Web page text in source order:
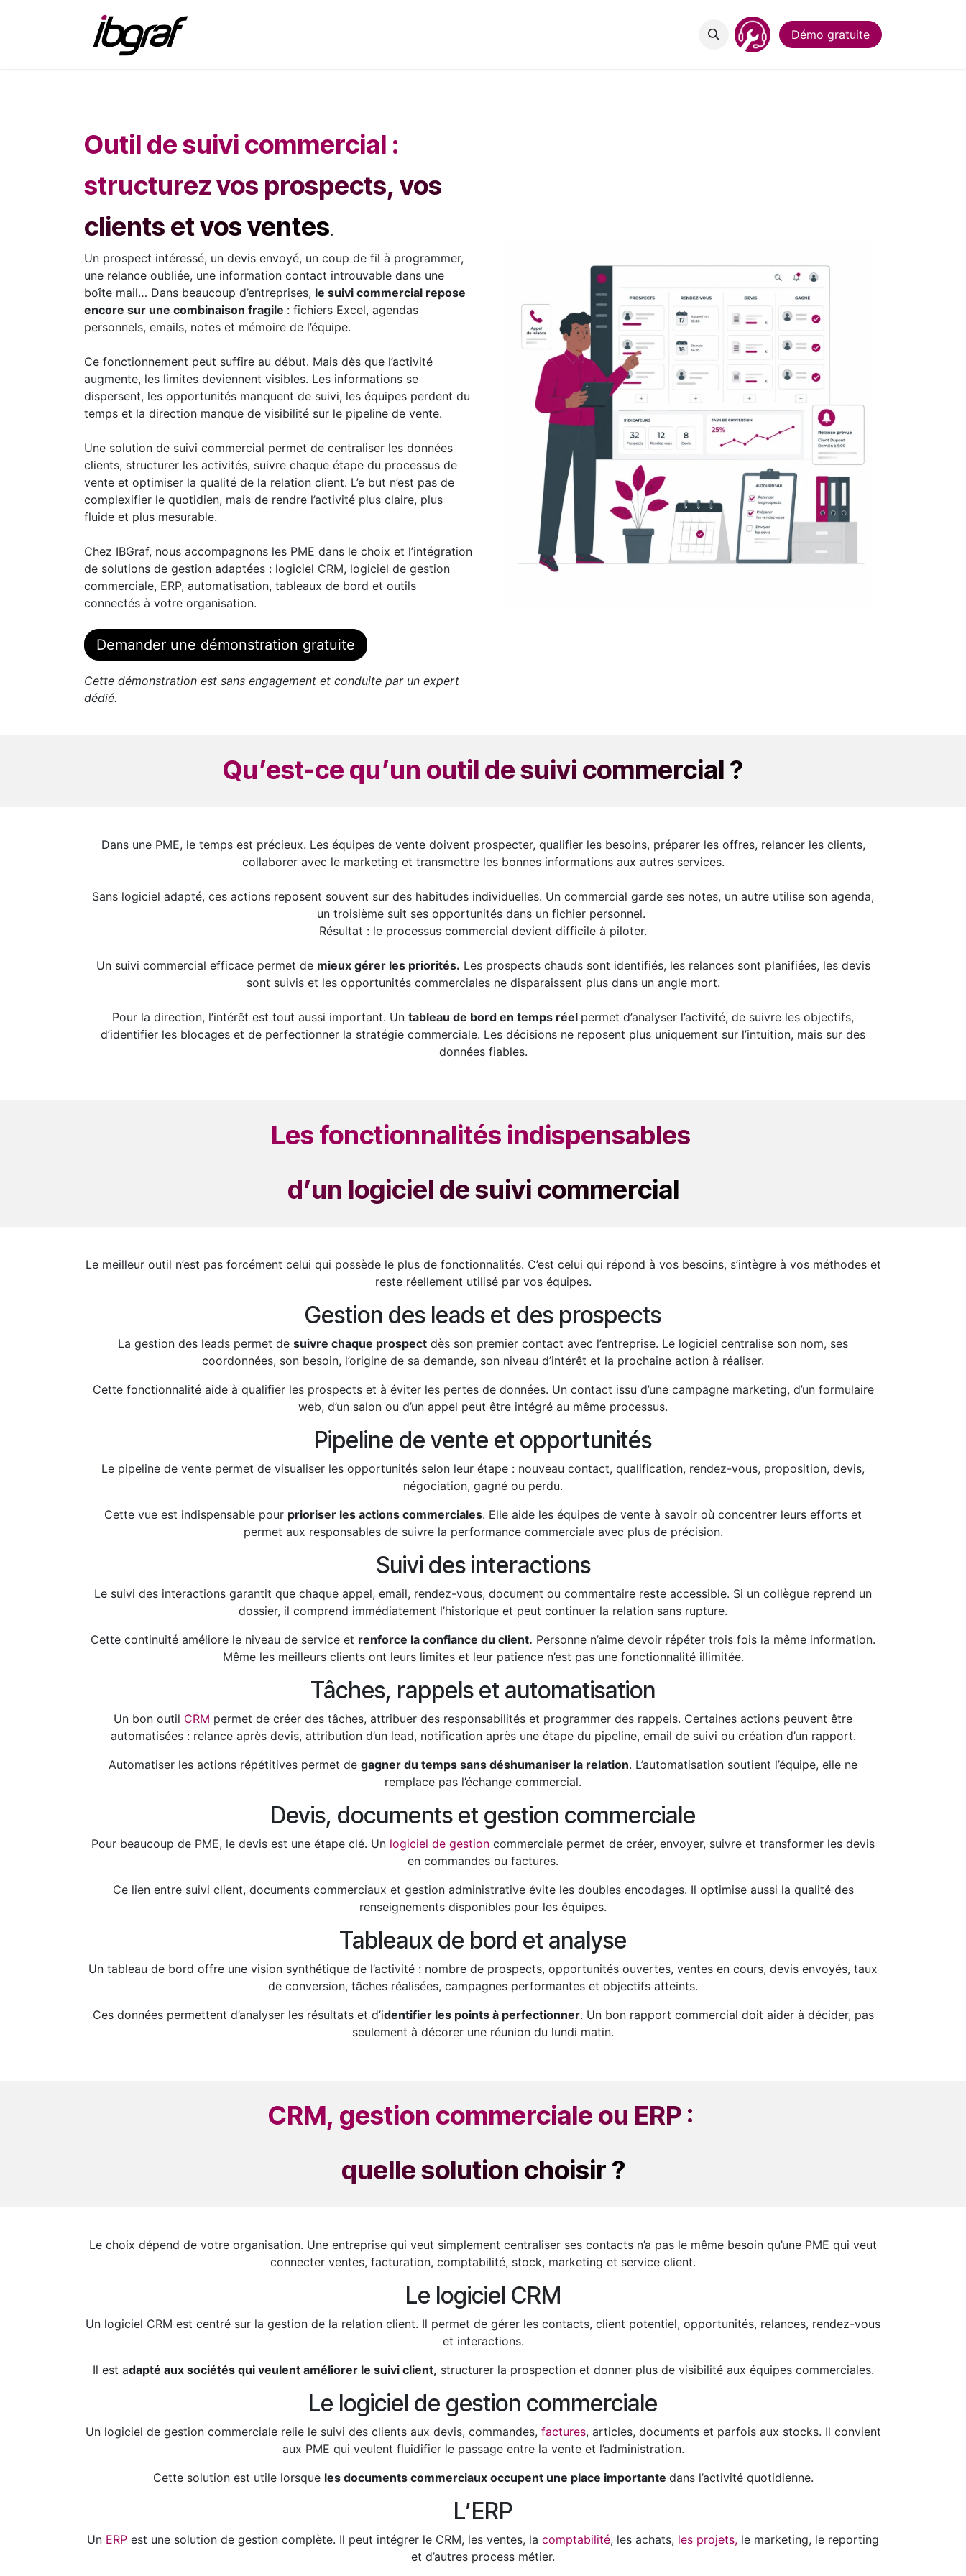
Démo gratuite
Outil de suivi commercial :
structurez vos prospects, vos
clients et vos ventes.
Un prospect intéressé, un devis envoyé, un coup de fil à programmer,
une relance oubliée, une information contact introuvable dans une
boîte mail… Dans beaucoup d’entreprises, le suivi commercial repose
encore sur une combinaison fragile : fichiers Excel, agendas
personnels, emails, notes et mémoire de l’équipe.
Ce fonctionnement peut suffire au début. Mais dès que l’activité
augmente, les limites deviennent visibles. Les informations se
dispersent, les opportunités manquent de suivi, les équipes perdent du
temps et la direction manque de visibilité sur le pipeline de vente.
Une solution de suivi commercial permet de centraliser les données
clients, structurer les activités, suivre chaque étape du processus de
vente et optimiser la qualité de la relation client. L’e but n’est pas de
complexifier le quotidien, mais de rendre l’activité plus claire, plus
fluide et plus mesurable.
Chez IBGraf, nous accompagnons les PME dans le choix et l’intégration
de solutions de gestion adaptées : logiciel CRM, logiciel de gestion
commerciale, ERP, automatisation, tableaux de bord et outils
connectés à votre organisation.
Demander une démonstration gratuite
Cette démonstration est sans engagement et conduite par un expert
dédié.
Qu’est-ce qu’un outil de suivi commercial ?
Dans une PME, le temps est précieux. Les équipes de vente doivent prospecter, qualifier les besoins, préparer les offres, relancer les clients,
collaborer avec le marketing et transmettre les bonnes informations aux autres services.
Sans logiciel adapté, ces actions reposent souvent sur des habitudes individuelles. Un commercial garde ses notes, un autre utilise son agenda,
un troisième suit ses opportunités dans un fichier personnel.
Résultat : le processus commercial devient difficile à piloter.
Un suivi commercial efficace permet de mieux gérer les priorités. Les prospects chauds sont identifiés, les relances sont planifiées, les devis
sont suivis et les opportunités commerciales ne disparaissent plus dans un angle mort.
Pour la direction, l’intérêt est tout aussi important. Un tableau de bord en temps réel permet d’analyser l’activité, de suivre les objectifs,
d’identifier les blocages et de perfectionner la stratégie commerciale. Les décisions ne reposent plus uniquement sur l’intuition, mais sur des
données fiables.
Les fonctionnalités indispensables
d’un logiciel de suivi commercial
Le meilleur outil n’est pas forcément celui qui possède le plus de fonctionnalités. C’est celui qui répond à vos besoins, s’intègre à vos méthodes et
reste réellement utilisé par vos équipes.
Gestion des leads et des prospects
La gestion des leads permet de suivre chaque prospect dès son premier contact avec l’entreprise. Le logiciel centralise son nom, ses
coordonnées, son besoin, l’origine de sa demande, son niveau d’intérêt et la prochaine action à réaliser.
Cette fonctionnalité aide à qualifier les prospects et à éviter les pertes de données. Un contact issu d’une campagne marketing, d’un formulaire
web, d’un salon ou d’un appel peut être intégré au même processus.
Pipeline de vente et opportunités
Le pipeline de vente permet de visualiser les opportunités selon leur étape : nouveau contact, qualification, rendez-vous, proposition, devis,
négociation, gagné ou perdu.
Cette vue est indispensable pour prioriser les actions commerciales. Elle aide les équipes de vente à savoir où concentrer leurs efforts et
permet aux responsables de suivre la performance commerciale avec plus de précision.
Suivi des interactions
Le suivi des interactions garantit que chaque appel, email, rendez-vous, document ou commentaire reste accessible. Si un collègue reprend un
dossier, il comprend immédiatement l’historique et peut continuer la relation sans rupture.
Cette continuité améliore le niveau de service et renforce la confiance du client. Personne n’aime devoir répéter trois fois la même information.
Même les meilleurs clients ont leurs limites et leur patience n’est pas une fonctionnalité illimitée.
Tâches, rappels et automatisation
Un bon outil CRM permet de créer des tâches, attribuer des responsabilités et programmer des rappels. Certaines actions peuvent être
automatisées : relance après devis, attribution d’un lead, notification après une étape du pipeline, email de suivi ou création d’un rapport.
Automatiser les actions répétitives permet de gagner du temps sans déshumaniser la relation. L’automatisation soutient l’équipe, elle ne
remplace pas l’échange commercial.
Devis, documents et gestion commerciale
Pour beaucoup de PME, le devis est une étape clé. Un logiciel de gestion commerciale permet de créer, envoyer, suivre et transformer les devis
en commandes ou factures.
Ce lien entre suivi client, documents commerciaux et gestion administrative évite les doubles encodages. Il optimise aussi la qualité des
renseignements disponibles pour les équipes.
Tableaux de bord et analyse
Un tableau de bord offre une vision synthétique de l’activité : nombre de prospects, opportunités ouvertes, ventes en cours, devis envoyés, taux
de conversion, tâches réalisées, campagnes performantes et objectifs atteints.
Ces données permettent d’analyser les résultats et d’identifier les points à perfectionner. Un bon rapport commercial doit aider à décider, pas
seulement à décorer une réunion du lundi matin.
CRM, gestion commerciale ou ERP :
quelle solution choisir ?
Le choix dépend de votre organisation. Une entreprise qui veut simplement centraliser ses contacts n’a pas le même besoin qu’une PME qui veut
connecter ventes, facturation, comptabilité, stock, marketing et service client.
Le logiciel CRM
Un logiciel CRM est centré sur la gestion de la relation client. Il permet de gérer les contacts, client potentiel, opportunités, relances, rendez-vous
et interactions.
Il est adapté aux sociétés qui veulent améliorer le suivi client, structurer la prospection et donner plus de visibilité aux équipes commerciales.
Le logiciel de gestion commerciale
Un logiciel de gestion commerciale relie le suivi des clients aux devis, commandes, factures, articles, documents et parfois aux stocks. Il convient
aux PME qui veulent fluidifier le passage entre la vente et l’administration.
Cette solution est utile lorsque les documents commerciaux occupent une place importante dans l’activité quotidienne.
L’ERP
Un ERP est une solution de gestion complète. Il peut intégrer le CRM, les ventes, la comptabilité, les achats, les projets, le marketing, le reporting
et d’autres process métier.